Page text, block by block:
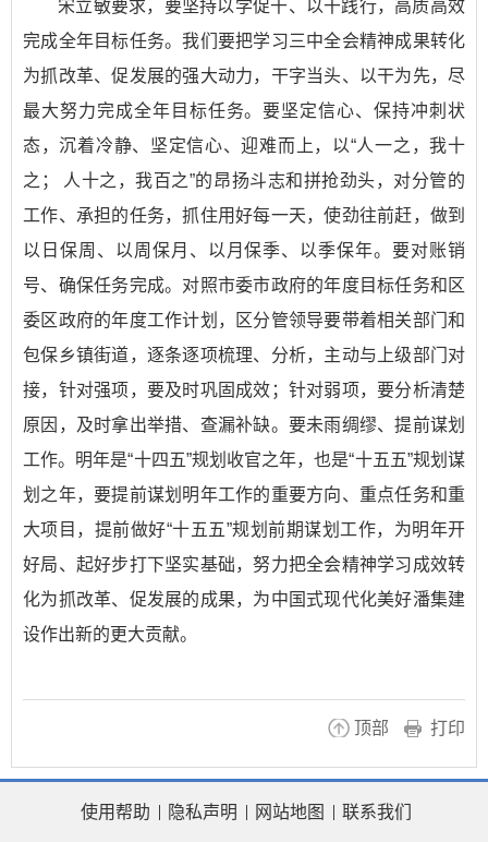
宋立敏要求，要坚持以学促干、以干践行，高质高效
完成全年目标任务。我们要把学习三中全会精神成果转化
为抓改革、促发展的强大动力，干字当头、以干为先，尽
最大努力完成全年目标任务。要坚定信心、保持冲刺状
态，沉着冷静、坚定信心、迎难而上，以“人一之，我十
之； 人十之，我百之”的昂扬斗志和拼抢劲头，对分管的
工作、承担的任务，抓住用好每一天，使劲往前赶，做到
以日保周、以周保月、以月保季、以季保年。要对账销
号、确保任务完成。对照市委市政府的年度目标任务和区
委区政府的年度工作计划，区分管领导要带着相关部门和
包保乡镇街道，逐条逐项梳理、分析，主动与上级部门对
接，针对强项，要及时巩固成效；针对弱项，要分析清楚
原因，及时拿出举措、查漏补缺。要未雨绸缪、提前谋划
工作。明年是“十四五”规划收官之年，也是“十五五”规划谋
划之年，要提前谋划明年工作的重要方向、重点任务和重
大项目，提前做好“十五五”规划前期谋划工作，为明年开
好局、起好步打下坚实基础，努力把全会精神学习成效转
化为抓改革、促发展的成果，为中国式现代化美好潘集建
设作出新的更大贡献。
顶部 打印
使用帮助 隐私声明 网站地图 联系我们